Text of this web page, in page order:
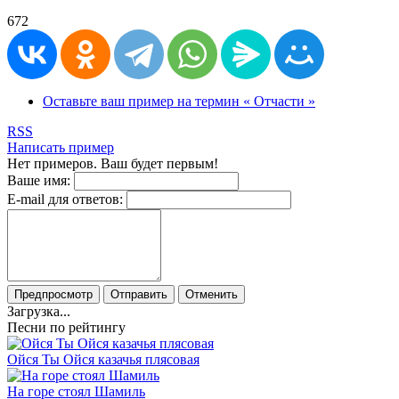
672
Оставьте ваш пример на термин « Отчасти »
RSS
Написать пример
Нет примеров. Ваш будет первым!
Ваше имя:
E-mail для ответов:
Предпросмотр Отправить Отменить
Загрузка...
Песни по рейтингу
Ойся Ты Ойся казачья плясовая
На горе стоял Шамиль